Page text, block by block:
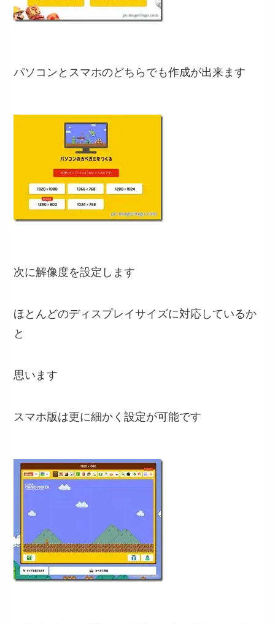
パソコンとスマホのどちらでも作成が出来ます
次に解像度を設定します
ほとんどのディスプレイサイズに対応しているか
と
思います
スマホ版は更に細かく設定が可能です